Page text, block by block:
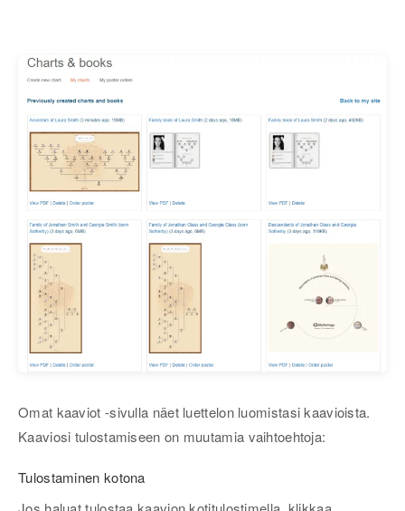
Omat kaaviot -sivulla näet luettelon luomistasi kaavioista.
Kaaviosi tulostamiseen on muutamia vaihtoehtoja:
Tulostaminen kotona